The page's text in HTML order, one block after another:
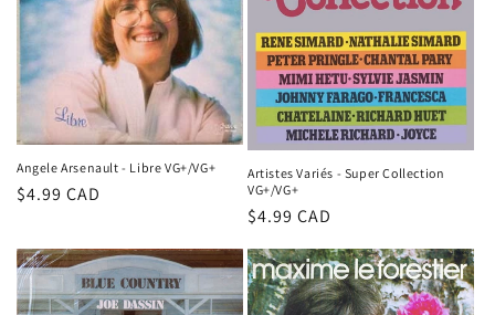
t
i
o
n
:
Angele Arsenault - Libre VG+/VG+
Prix
$4.99 CAD
Artistes Variés - Super Collection
VG+/VG+
Prix
$4.99 CAD